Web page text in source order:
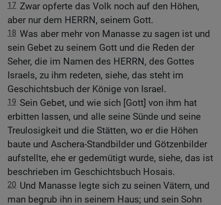
17 Zwar opferte das Volk noch auf den Höhen,
aber nur dem HERRN, seinem Gott.
18 Was aber mehr von Manasse zu sagen ist und
sein Gebet zu seinem Gott und die Reden der
Seher, die im Namen des HERRN, des Gottes
Israels, zu ihm redeten, siehe, das steht im
Geschichtsbuch der Könige von Israel.
19 Sein Gebet, und wie sich [Gott] von ihm hat
erbitten lassen, und alle seine Sünde und seine
Treulosigkeit und die Stätten, wo er die Höhen
baute und Aschera-Standbilder und Götzenbilder
aufstellte, ehe er gedemütigt wurde, siehe, das ist
beschrieben im Geschichtsbuch Hosais.
20 Und Manasse legte sich zu seinen Vätern, und
man begrub ihn in seinem Haus; und sein Sohn